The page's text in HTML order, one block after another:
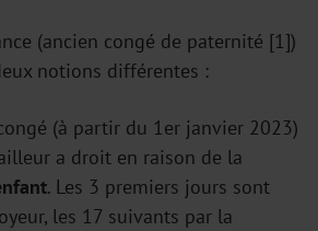
(ancien congé de paternité [1])
notions différentes :
(à partir du 1er janvier 2023)
a droit en raison de la
. Les 3 premiers jours sont
les 17 suivants par la